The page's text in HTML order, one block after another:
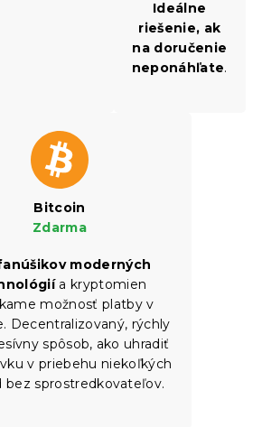
Ideálne
riešenie, ak
na doručenie
neponáhľate.
Bitcoin
Zdarma
moderných
a kryptomien
možnosť platby v
Decentralizovaný, rýchly
spôsob, ako uhradiť
v priebehu niekoľkých
bez sprostredkovateľov.